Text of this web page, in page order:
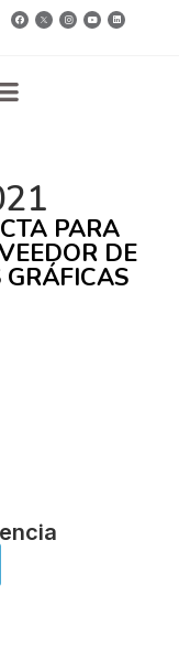
PARA
DE